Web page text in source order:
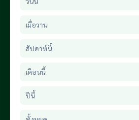
เมื่อวาน
สัปดาห์นี้
เดือนนี้
ปีนี้